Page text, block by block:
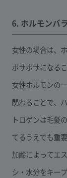
6. ホルモンバ
女性の場合は、
ボサボサになる
女性ホルモンの
関わることで、
トロゲンは毛髪
てるうえでも重
加齢によってエ
シ・水分をキー